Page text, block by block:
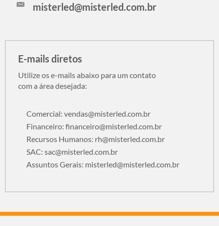
misterled@misterled.com.br
E-mails diretos
Utilize os e-mails abaixo para um contato
com a área desejada:
Comercial: vendas@misterled.com.br
Financeiro: financeiro@misterled.com.br
Recursos Humanos: rh@misterled.com.br
SAC: sac@misterled.com.br
Assuntos Gerais: misterled@misterled.com.br